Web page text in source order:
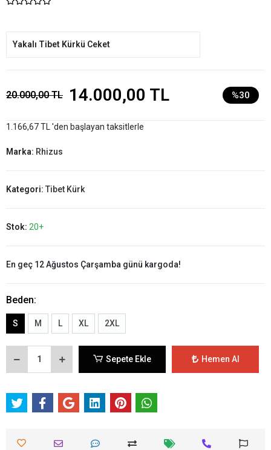
Yakalı Tibet Kürkü Ceket
20.000,00 TL 14.000,00 TL %30
1.166,67 TL 'den başlayan taksitlerle
Marka: Rhizus
Kategori: Tibet Kürk
Stok: 20+
En geç 12 Ağustos Çarşamba günü kargoda!
Beden:
S M L XL 2XL
Sepete Ekle Hemen Al